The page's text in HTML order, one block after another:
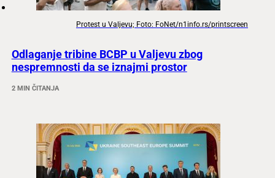
Protest u Valjevu; Foto: FoNet/n1info.rs/printscreen
Odlaganje tribine BCBP u Valjevu zbog
nespremnosti da se iznajmi prostor
2 MIN ČITANJA